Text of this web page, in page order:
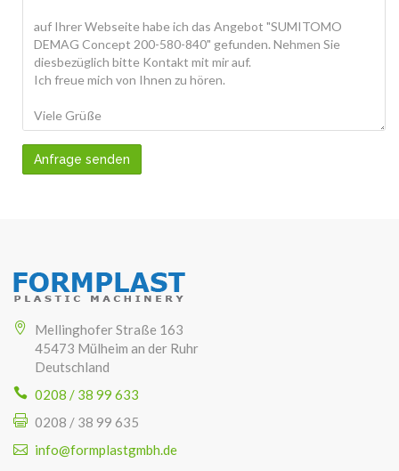
Anfrage senden
Mellinghofer Straße 163
45473 Mülheim an der Ruhr
Deutschland
0208 / 38 99 633
0208 / 38 99 635
info@formplastgmbh.de